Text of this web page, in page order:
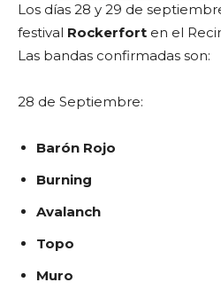
Los días 28 y 29 de
festival Rockerfort en el
Las bandas confirmadas son:
28 de Septiembre:
Barón Rojo
Burning
Avalanch
Topo
Muro